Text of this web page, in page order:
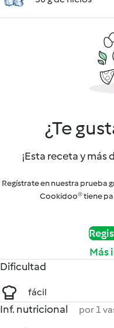
¿Te
¡Esta receta y más
Regístrate en nuestra prueba
Cookidoo® tiene
Más
Dificultad
fácil
Inf. nutricional por 1